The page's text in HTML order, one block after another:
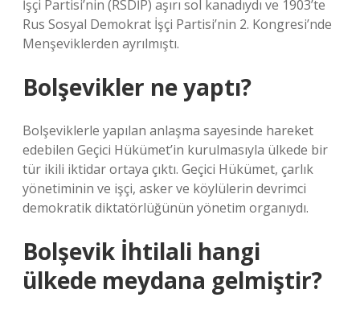
İşçi Partisi’nin (RSDİP) aşırı sol kanadıydı ve 1903’te
Rus Sosyal Demokrat İşçi Partisi’nin 2. Kongresi’nde
Menşeviklerden ayrılmıştı.
Bolşevikler ne yaptı?
Bolşeviklerle yapılan anlaşma sayesinde hareket
edebilen Geçici Hükümet’in kurulmasıyla ülkede bir
tür ikili iktidar ortaya çıktı. Geçici Hükümet, çarlık
yönetiminin ve işçi, asker ve köylülerin devrimci
demokratik diktatörlüğünün yönetim organıydı.
Bolşevik İhtilali hangi
ülkede meydana gelmiştir?